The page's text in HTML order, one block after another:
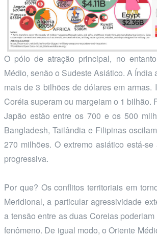
O pólo de atração principal, no
Médio, senão o Sudeste Asiático. A Índia
mais de 3 bilhões de dólares em armas.
Coréia superam ou margeiam o 1 bilhão.
Japão estão entre os 700 e os 500
Bangladesh, Tailândia e Filipinas
270 milhões. O extremo asiático está-
progressiva.
Por que? Os conflitos territoriais em
Meridional, a particular agressividade
a tensão entre as duas Coreias
fenômeno. De igual modo, o Oriente